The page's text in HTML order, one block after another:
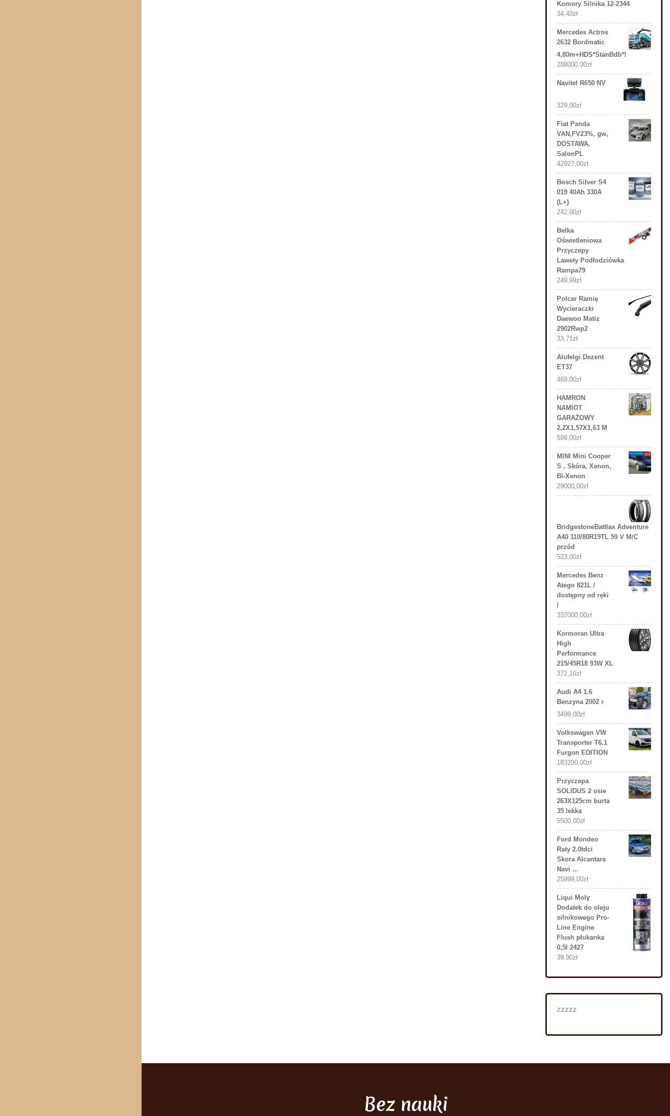
Komory Silnika 12-2344
34,40zł
Mercedes Actros
2632 Bordmatic
4,80m+HDS*StanBdb*!
288000,00zł
Navitel R650 NV
329,00zł
Fiat Panda
VAN,FV23%, gw,
DOSTAWA,
SalonPL
42927,00zł
Bosch Silver S4
019 40Ah 330A
(L+)
242,00zł
Belka
Oświetleniowa
Przyczepy
Lawety Podłodziówka
Rampa79
249,99zł
Polcar Ramię
Wycieraczki
Daewoo Matiz
2902Rwp2
33,71zł
Alufelgi Dezent
ET37
469,00zł
HAMRON
NAMIOT
GARAŻOWY
2,2X1,57X1,63 M
599,00zł
MINI Mini Cooper
S , Skóra, Xenon,
Bi-Xenon
29000,00zł
BridgestoneBattlax Adventure
A40 110/80R19TL 59 V M/C
przód
523,00zł
Mercedes Benz
Atego 821L /
dostępny od ręki
/
337000,00zł
Kormoran Ultra
High
Performance
215/45R18 93W XL
372,16zł
Audi A4 1.6
Benzyna 2002 r
3499,00zł
Volkswagen VW
Transporter T6.1
Furgon EDITION
183200,00zł
Przyczepa
SOLIDUS 2 osie
263X125cm burta
35 lekka
5500,00zł
Ford Mondeo
Raty 2.0tdci
Skora Alcantara
Navi ...
25999,00zł
Liqui Moly
Dodatek do oleju
silnikowego Pro-
Line Engine
Flush płukanka
0,5l 2427
39,90zł
zzzzz
Bez nauki